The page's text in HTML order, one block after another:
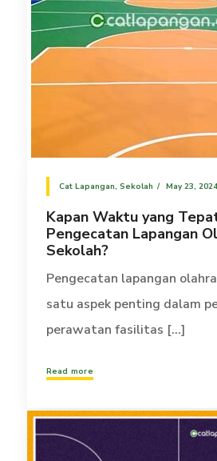
Cat Lapangan, Sekolah May 23, 2024
Kapan Waktu yang
Pengecatan Lapangan
Sekolah?
Pengecatan lapangan
satu aspek penting dalam
perawatan fasilitas [...]
Read more